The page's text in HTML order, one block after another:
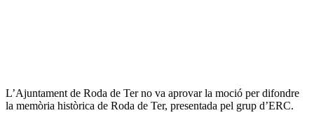
L’Ajuntament de Roda de Ter no va aprovar la moció per difondre
la memòria històrica de Roda de Ter, presentada pel grup d’ERC.